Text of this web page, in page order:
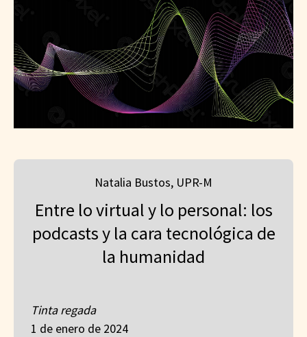
Natalia Bustos, UPR-M
Entre lo virtual y lo personal: los
podcasts y la cara tecnológica de
la humanidad
Tinta regada
1 de enero de 2024